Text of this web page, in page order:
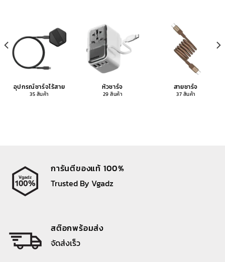
อุปกรณ์ชาร์จไร้สาย
35 สินค้า
หัวชาร์จ
29 สินค้า
สายชาร์จ
37 สินค้า
การันตีของแท้ 100%
Trusted By Vgadz
สต๊อกพร้อมส่ง
จัดส่งเร็ว